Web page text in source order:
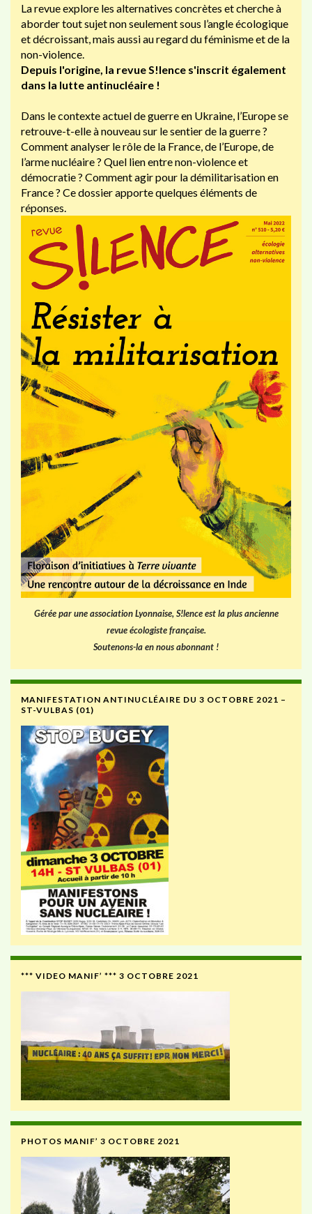
La revue explore les alternatives concrètes et cherche à
aborder tout sujet non seulement sous l’angle écologique
et décroissant, mais aussi au regard du féminisme et de la
non-violence.
Depuis l'origine, la revue S!lence s'inscrit également
dans la lutte antinucléaire !
Dans le contexte actuel de guerre en Ukraine, l’Europe se
retrouve-t-elle à nouveau sur le sentier de la guerre ?
Comment analyser le rôle de la France, de l’Europe, de
l’arme nucléaire ? Quel lien entre non-violence et
démocratie ? Comment agir pour la démilitarisation en
France ? Ce dossier apporte quelques éléments de
réponses.
Gérée par une association Lyonnaise, S!lence est la plus ancienne
revue écologiste française.
Soutenons-la en nous abonnant !
MANIFESTATION ANTINUCLÉAIRE DU 3 OCTOBRE 2021 –
ST-VULBAS (01)
*** VIDEO MANIF’ *** 3 OCTOBRE 2021
PHOTOS MANIF’ 3 OCTOBRE 2021